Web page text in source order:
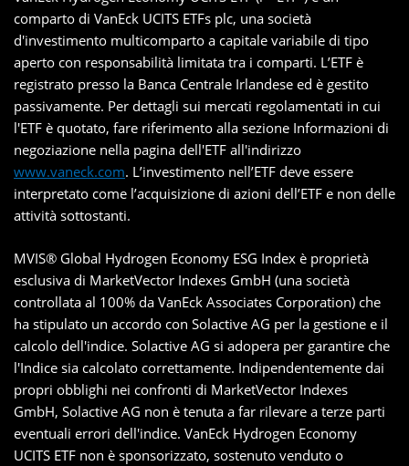
comparto di VanEck UCITS ETFs plc, una società
d'investimento multicomparto a capitale variabile di tipo
aperto con responsabilità limitata tra i comparti. L’ETF è
registrato presso la Banca Centrale Irlandese ed è gestito
passivamente. Per dettagli sui mercati regolamentati in cui
l'ETF è quotato, fare riferimento alla sezione Informazioni di
negoziazione nella pagina dell'ETF all'indirizzo
www.vaneck.com. L’investimento nell’ETF deve essere
interpretato come l’acquisizione di azioni dell’ETF e non delle
attività sottostanti.
MVIS® Global Hydrogen Economy ESG Index è proprietà
esclusiva di MarketVector Indexes GmbH (una società
controllata al 100% da VanEck Associates Corporation) che
ha stipulato un accordo con Solactive AG per la gestione e il
calcolo dell'indice. Solactive AG si adopera per garantire che
l'Indice sia calcolato correttamente. Indipendentemente dai
propri obblighi nei confronti di MarketVector Indexes
GmbH, Solactive AG non è tenuta a far rilevare a terze parti
eventuali errori dell'indice. VanEck Hydrogen Economy
UCITS ETF non è sponsorizzato, sostenuto venduto o